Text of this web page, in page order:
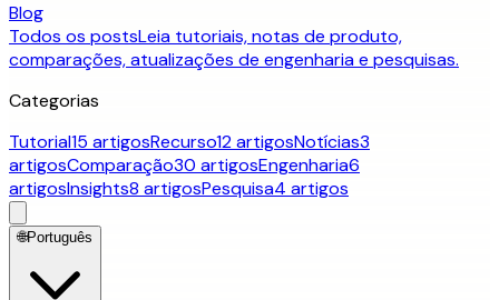
Blog
Todos os postsLeia tutoriais, notas de produto,
comparações, atualizações de engenharia e pesquisas.
Categorias
Tutorial15 artigosRecurso12 artigosNotícias3
artigosComparação30 artigosEngenharia6
artigosInsights8 artigosPesquisa4 artigos
🌐Português